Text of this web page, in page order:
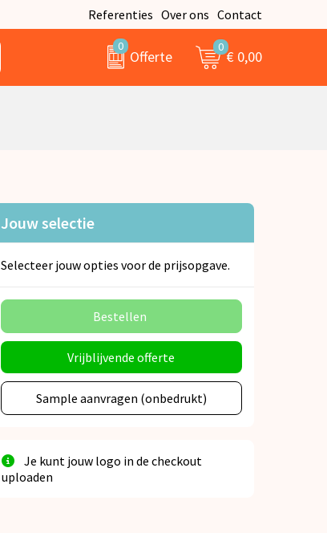
Referenties Over ons Contact
0
Offerte
0
€ 0,00
Jouw selectie
Selecteer jouw opties voor de prijsopgave.
Bestellen
Vrijblijvende offerte
Sample aanvragen (onbedrukt)
Je kunt jouw logo in de checkout
uploaden